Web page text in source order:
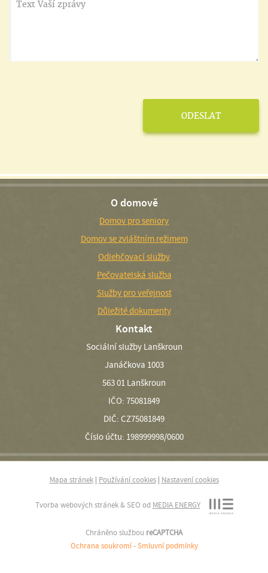
O domově
Domov pro seniory
Domov se zvláštním režimem
Odlehčovací služby
Pečovatelská služba
Služby pro veřejnost
Důležité dokumenty
Kontakt
Sociální služby Lanškroun
Janáčkova 1003
563 01 Lanškroun
IČO: 75081849
DIČ: CZ75081849
Číslo účtu: 198999998/0600
Mapa stránek| Používání cookies| Nastavení cookies
Tvorba webových stránek & SEO od MEDIA ENERGY
Chráněno službou reCAPTCHA
Ochrana soukromí -Smluvní podmínky